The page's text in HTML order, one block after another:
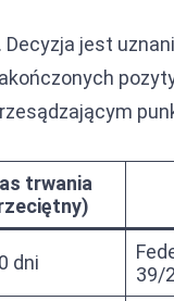
jest
trwania
dni
39/